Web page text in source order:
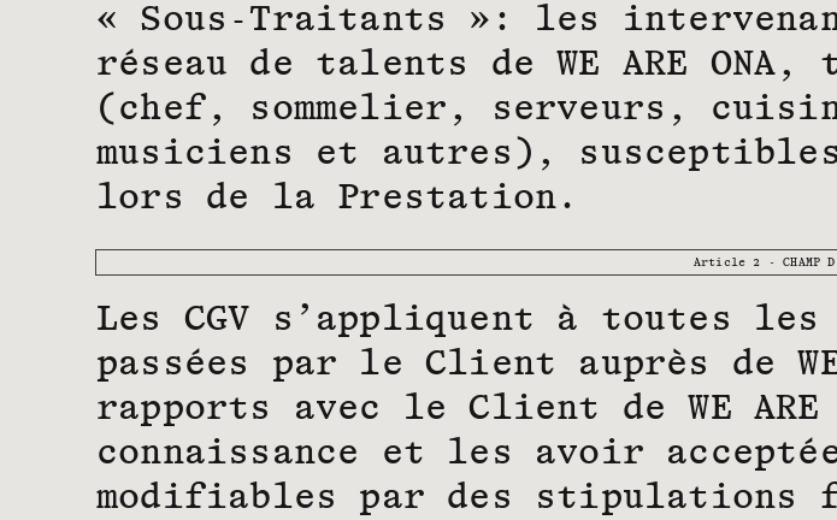
« Sous-Traitants »: les
réseau de talents de WE ARE
(chef, sommelier, serveurs,
musiciens et autres),
lors de la Prestation.
Article 2 - CHAMP
Les CGV s’appliquent à toutes les
passées par le Client auprès de
rapports avec le Client de WE
connaissance et les avoir
modifiables par des stipulations